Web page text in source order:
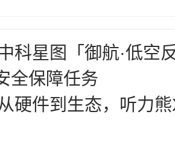
科星图「御航·低空
全保障任务
硬件到生态，听力